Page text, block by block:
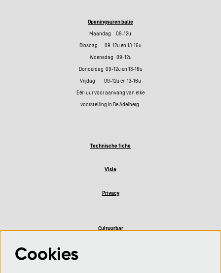
Openingsuren balie
Maandag 09-12u
Dinsdag 09-12u en 13-16u
Woensdag 09-12u
Donderdag 09-12u en 13-16u
Vrijdag 09-12u en 13-16u
Eén uur voor aanvang van elke
voorstelling in De Adelberg.
Technische fiche
Visie
Privacy
Cultuurbar
Cookies